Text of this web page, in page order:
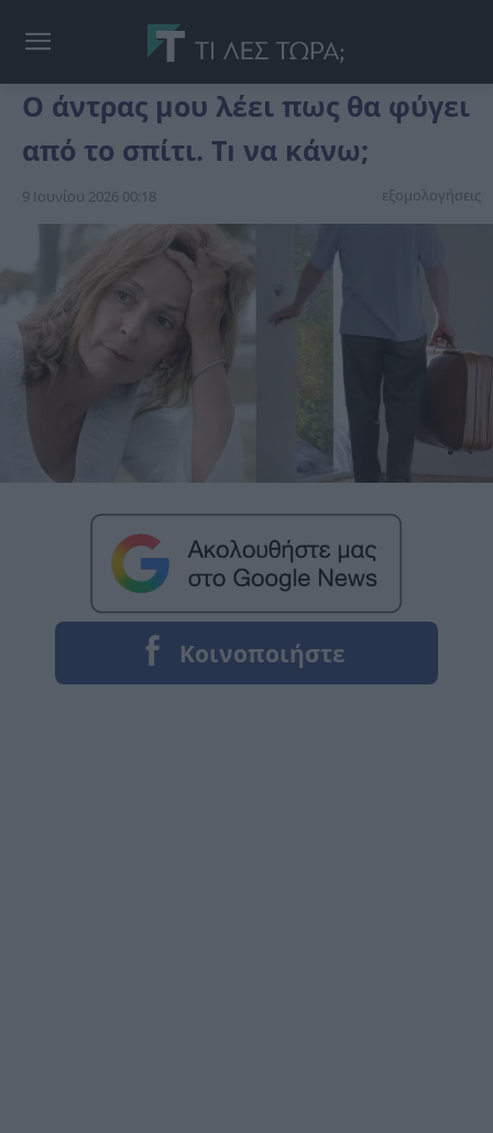
Ο άντρας μου λέει πως θα φύγει
από το σπίτι. Τı να κάνω;
9 Ιουνίου 2026 00:18 εξομολογήσεις